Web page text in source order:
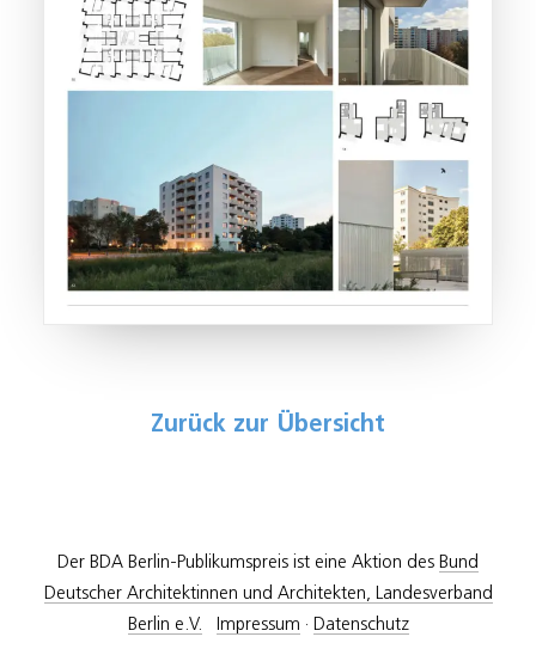
Zurück zur Übersicht
Der BDA Berlin-Publikumspreis ist eine Aktion des Bund
Deutscher Architektinnen und Architekten, Landesverband
Berlin e.V.
Impressum · Datenschutz